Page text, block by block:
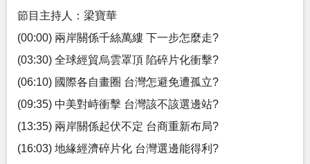
節目主持人：梁寶華
(00:00) 兩岸關係千絲萬縷 下一步怎麼走?
(03:30) 全球經貿烏雲罩頂 陷碎片化衝擊?
(06:10) 國際各自畫圈 台灣怎避免遭孤立?
(09:35) 中美對峙衝擊 台灣該不該選邊站?
(13:35) 兩岸關係起伏不定 台商重新布局?
(16:03) 地緣經濟碎片化 台灣選邊能得利?